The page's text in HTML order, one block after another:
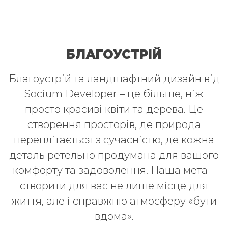
БЛАГОУСТРІЙ
Благоустрій та ландшафтний дизайн від
Socium Developer – це більше, ніж
просто красиві квіти та дерева. Це
створення просторів, де природа
переплітається з сучасністю, де кожна
деталь ретельно продумана для вашого
комфорту та задоволення. Наша мета –
створити для вас не лише місце для
життя, але і справжню атмосферу «бути
вдома».